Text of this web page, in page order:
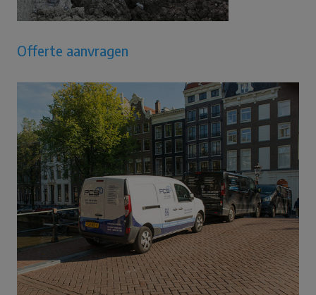
Offerte aanvragen